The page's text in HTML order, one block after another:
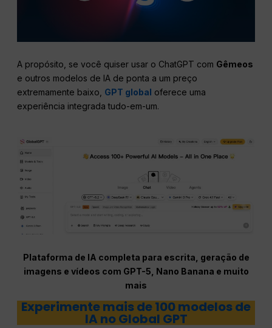
A propósito, se você quiser usar o ChatGPT com Gêmeos
e outros modelos de IA de ponta a um preço
extremamente baixo, GPT global oferece uma
experiência integrada tudo-em-um.
Plataforma de IA completa para escrita, geração de
imagens e vídeos com GPT-5, Nano Banana e muito
mais
Experimente mais de 100 modelos de
IA no Global GPT